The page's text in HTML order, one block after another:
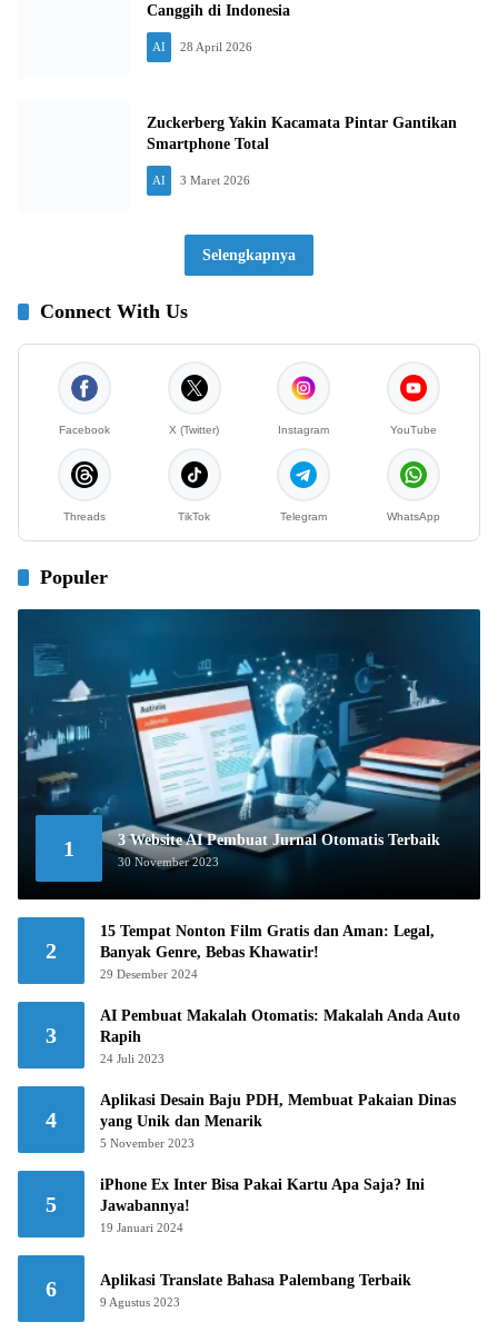
Canggih di Indonesia
AI 28 April 2026
Zuckerberg Yakin Kacamata Pintar Gantikan
Smartphone Total
AI 3 Maret 2026
Selengkapnya
Connect With Us
Facebook X (Twitter) Instagram YouTube
Threads TikTok Telegram WhatsApp
Populer
1 3 Website AI Pembuat Jurnal Otomatis Terbaik
30 November 2023
2
15 Tempat Nonton Film Gratis dan Aman: Legal,
Banyak Genre, Bebas Khawatir!
29 Desember 2024
3
AI Pembuat Makalah Otomatis: Makalah Anda Auto
Rapih
24 Juli 2023
4
Aplikasi Desain Baju PDH, Membuat Pakaian Dinas
yang Unik dan Menarik
5 November 2023
5
iPhone Ex Inter Bisa Pakai Kartu Apa Saja? Ini
Jawabannya!
19 Januari 2024
6 Aplikasi Translate Bahasa Palembang Terbaik
9 Agustus 2023